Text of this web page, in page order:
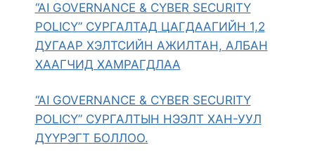
“AI GOVERNANCE & CYBER SECURITY
POLICY” СУРГАЛТАД ЦАГДААГИЙН 1,2
ДУГААР ХЭЛТСИЙН АЖИЛТАН, АЛБАН
ХААГЧИД ХАМРАГДЛАА
“AI GOVERNANCE & CYBER SECURITY
POLICY” СУРГАЛТЫН НЭЭЛТ ХАН-УУЛ
ДҮҮРЭГТ БОЛЛОО.